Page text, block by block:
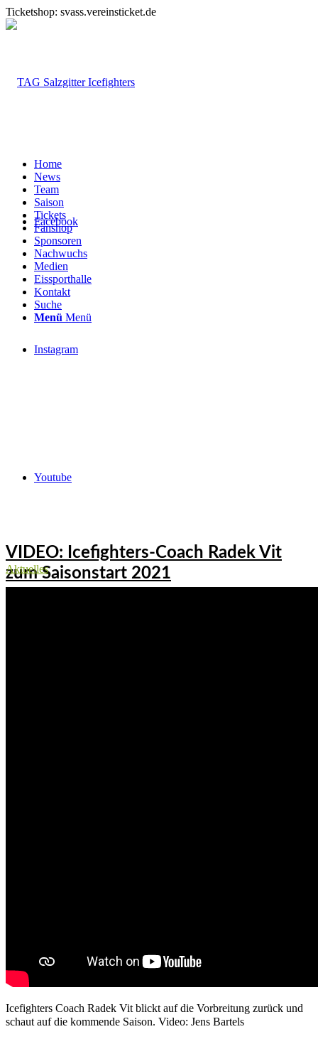
Ticketshop: svass.vereinsticket.de
Facebook
Instagram
Youtube
Home
News
Team
Saison
Tickets
Fanshop
Sponsoren
Nachwuchs
Medien
Eissporthalle
Kontakt
Suche
Menü Menü
VIDEO: Icefighters-Coach Radek Vit
zum Saisonstart 2021
Aktuelles
Icefighters Coach Radek Vit blickt auf die Vorbreitung zurück und
schaut auf die kommende Saison. Video: Jens Bartels